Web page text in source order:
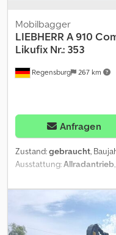
Regensburg 267 km
Mobilbagger
LIEBHERR A 910
Likufix Nr.: 353
Anfragen
Zustand:gebraucht,
Ausstattung:Allradantrieb
Betriebsgewicht: 12.800
Klimaautomatik
mit Kamera
Verstellausleger 2.100 mm
Zentralschmieranlage